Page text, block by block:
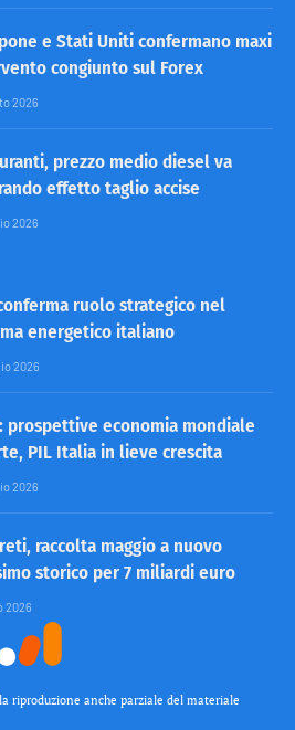
e Stati Uniti confermano maxi
congiunto sul Forex
2026
prezzo medio diesel va
effetto taglio accise
2026
ruolo strategico nel
energetico italiano
2026
prospettive economia mondiale
PIL Italia in lieve crescita
2026
raccolta maggio a nuovo
storico per 7 miliardi euro
2026
riproduzione anche parziale del materiale